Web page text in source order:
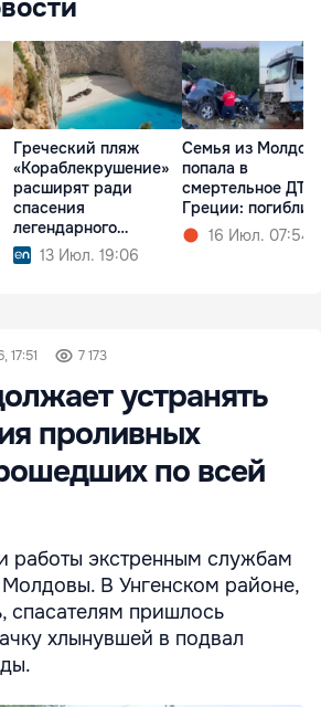
Греческий пляж
«Кораблекрушение»
расширят ради
спасения
легендарного
корабля
13 Июл. 19:06
Семья из
попала в
смертельное ДТП
Греции: погибли
16 Июл. 07:54
17:51 7 173
устранять
проливных
по всей
работы экстренным службам
Молдовы. В Унгенском районе,
спасателям пришлось
хлынувшей в подвал